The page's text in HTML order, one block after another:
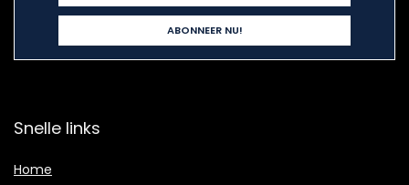
Snelle links
Home